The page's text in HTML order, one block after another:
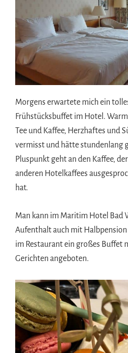
Morgens erwartete mich ein
Frühstücksbuffet im Hotel.
Tee und Kaffee, Herzhaftes und
vermisst und hätte stundenlang
Pluspunkt geht an den Kaffee,
anderen Hotelkaffees
hat.
Man kann im Maritim Hotel Bad
Aufenthalt auch mit
im Restaurant ein großes Buffet
Gerichten angeboten.